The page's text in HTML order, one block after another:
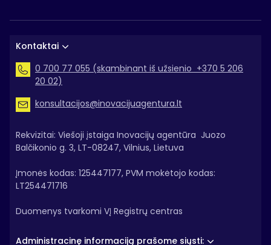
Kontaktai
0 700 77 055 (skambinant iš užsienio +370 5 206
20 02)
konsultacijos@inovacijuagentura.lt
Rekvizitai: Viešoji įstaiga Inovacijų agentūra Juozo
Balčikonio g. 3, LT-08247, Vilnius, Lietuva
Įmonės kodas: 125447177, PVM mokėtojo kodas:
LT254471716
Duomenys tvarkomi VĮ Registrų centras
Administracinę informaciją prašome siųsti: